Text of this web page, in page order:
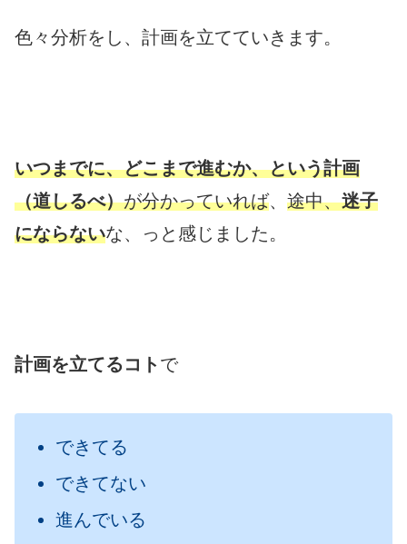
色々分析をし、計画を立てていきます。
いつまでに、どこまで進むか、という計画
（道しるべ）が分かっていれば、 途中、迷子
にならないな、っと感じました。
計画を立てるコト で
できてる
できてない
進んでいる